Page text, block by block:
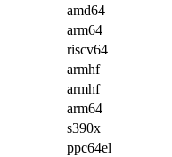
amd64
arm64
riscv64
armhf
armhf
arm64
s390x
ppc64el